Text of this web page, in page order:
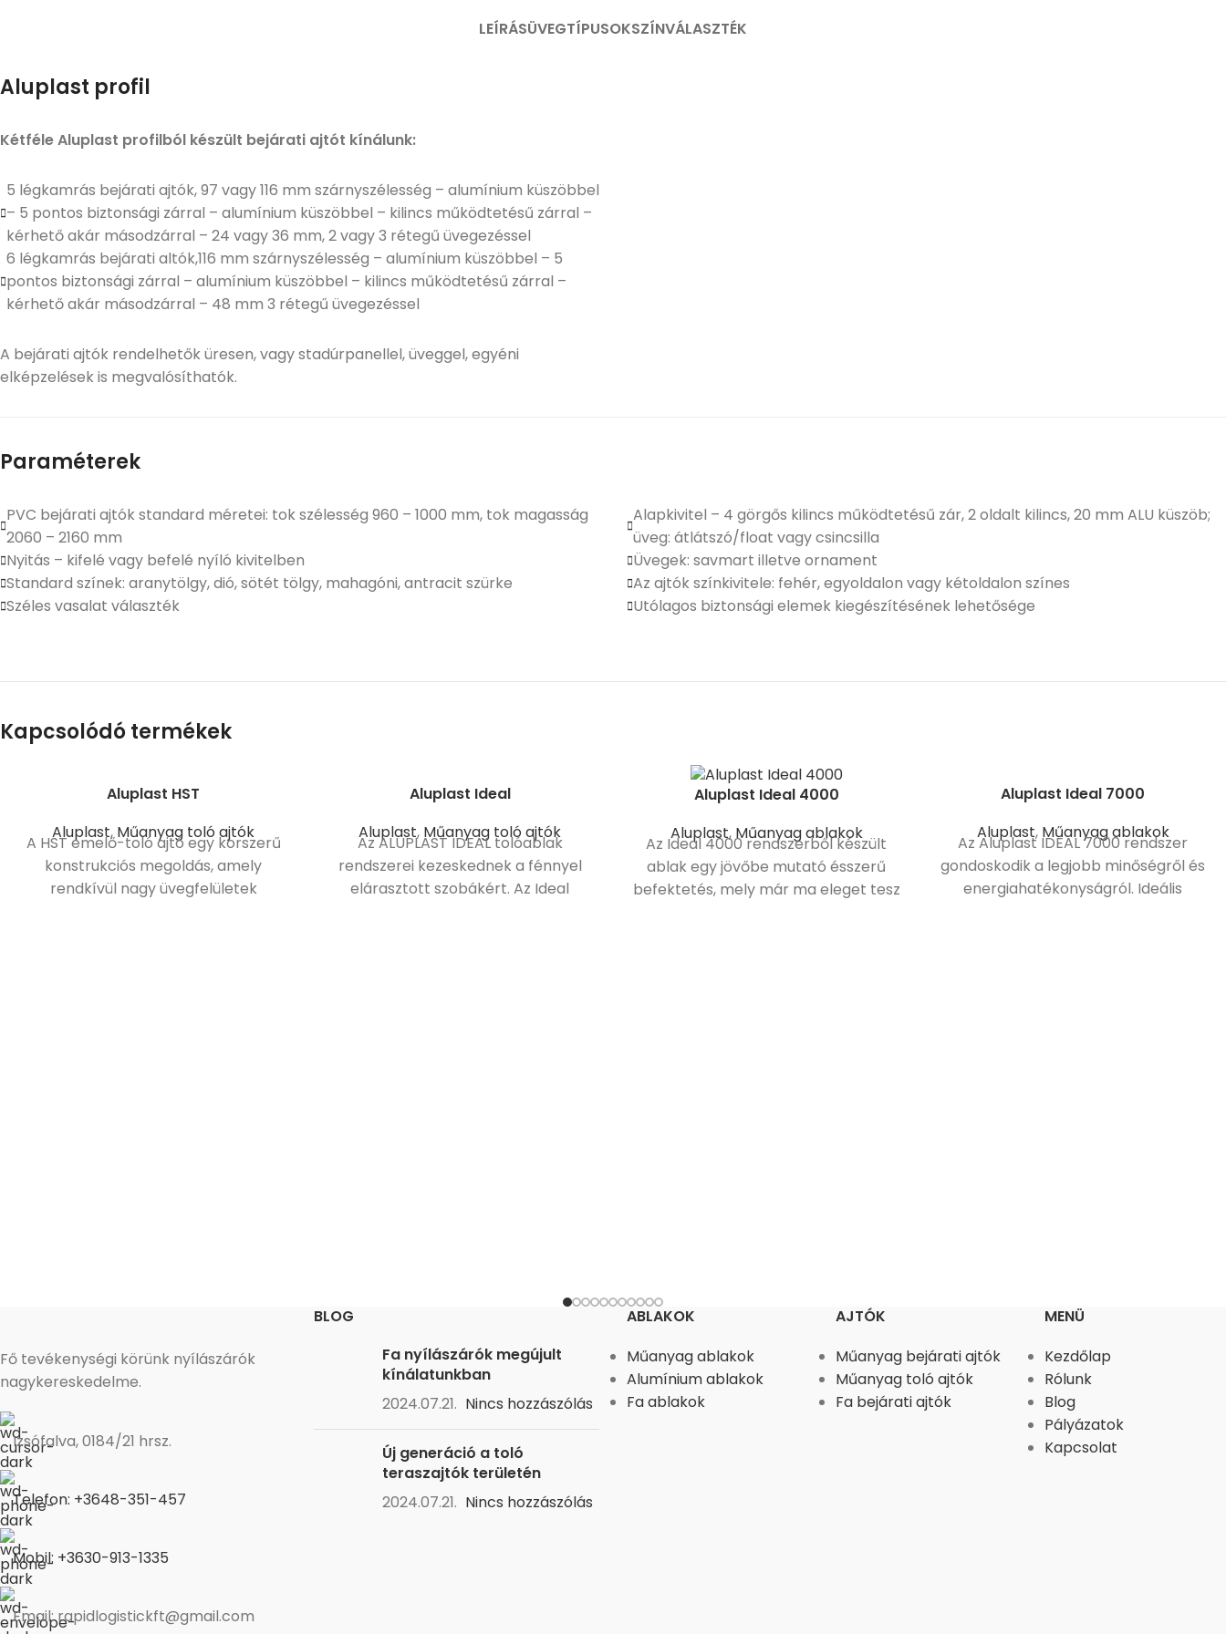
LEÍRÁSÜVEGTÍPUSOKSZÍNVÁLASZTÉK
Aluplast profil
Kétféle Aluplast profilból készült bejárati ajtót kínálunk:
5 légkamrás bejárati ajtók, 97 vagy 116 mm szárnyszélesség – alumínium küszöbbel
– 5 pontos biztonsági zárral – alumínium küszöbbel – kilincs működtetésű zárral –
kérhető akár másodzárral – 24 vagy 36 mm, 2 vagy 3 rétegű üvegezéssel
6 légkamrás bejárati altók,116 mm szárnyszélesség – alumínium küszöbbel – 5
pontos biztonsági zárral – alumínium küszöbbel – kilincs működtetésű zárral –
kérhető akár másodzárral – 48 mm 3 rétegű üvegezéssel
A bejárati ajtók rendelhetők üresen, vagy stadúrpanellel, üveggel, egyéni
elképzelések is megvalósíthatók.
Paraméterek
PVC bejárati ajtók standard méretei: tok szélesség 960 – 1000 mm, tok magasság
2060 – 2160 mm
Nyitás – kifelé vagy befelé nyíló kivitelben
Standard színek: aranytölgy, dió, sötét tölgy, mahagóni, antracit szürke
Széles vasalat választék
Alapkivitel – 4 görgős kilincs működtetésű zár, 2 oldalt kilincs, 20 mm ALU küszöb;
üveg: átlátszó/float vagy csincsilla
Üvegek: savmart illetve ornament
Az ajtók színkivitele: fehér, egyoldalon vagy kétoldalon színes
Utólagos biztonsági elemek kiegészítésének lehetősége
Kapcsolódó termékek
Aluplast HST
Aluplast,Műanyag toló ajtók
A HST emelő-toló ajtó egy korszerű
konstrukciós megoldás, amely
rendkívül nagy üvegfelületek
Aluplast Ideal
Aluplast, Műanyag toló ajtók
Az ALUPLAST IDEAL tolóablak
rendszerei kezeskednek a fénnyel
elárasztott szobákért. Az Ideal
rendelkezik. Az ilyen megoldás
előnyei a mérsékelt ár. A hátrányok
közé tartozik a magas küszöb
ablakkeret formájában, valamint a
kapcsolatos problémák, amelyek
nem megfelelő használat esetén
fordulhatnak elő.
Aluplast Ideal 4000
Aluplast,Műanyag ablakok
Az Ideal 4000 rendszerből készült
ablak egy jövőbe mutató ésszerű
befektetés, mely már ma eleget tesz
Aluplast Ideal 7000
Aluplast, Műanyag ablakok
Az Aluplast IDEAL 7000 rendszer
gondoskodik a legjobb minőségről és
energiahatékonyságról. Ideális
Fő tevékenységi körünk nyílászárók
nagykereskedelme.
Izsófalva, 0184/21 hrsz.
Telefon: +3648-351-457
Mobil: +3630-913-1335
Email: rapidlogistickft@gmail.com
BLOG
Fa nyílászárók megújult
kínálatunkban
2024.07.21. Nincs hozzászólás
Új generáció a toló
teraszajtók területén
2024.07.21. Nincs hozzászólás
ABLAKOK
Műanyag ablakok
Alumínium ablakok
Fa ablakok
AJTÓK
Műanyag bejárati ajtók
Műanyag toló ajtók
Fa bejárati ajtók
MENÜ
Kezdőlap
Rólunk
Blog
Pályázatok
Kapcsolat